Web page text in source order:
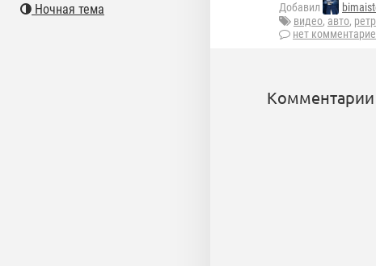
Добавил
видео, авто,
нет
Комментарии
Ночная тема